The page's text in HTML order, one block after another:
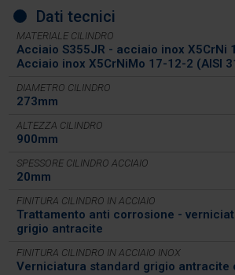
Dati tecnici
MATERIALE CILINDRO
Acciaio S355JR - acciaio inox X5CrNi
Acciaio inox X5CrNiMo 17-12-2 (AISI
DIAMETRO CILINDRO
273mm
ALTEZZA CILINDRO
900mm
SPESSORE CILINDRO ACCIAIO
20mm
FINITURA CILINDRO IN ACCIAIO
Trattamento anti corrosione -
grigio antracite
FINITURA CILINDRO IN ACCIAIO INOX
Verniciatura standard grigio antracite